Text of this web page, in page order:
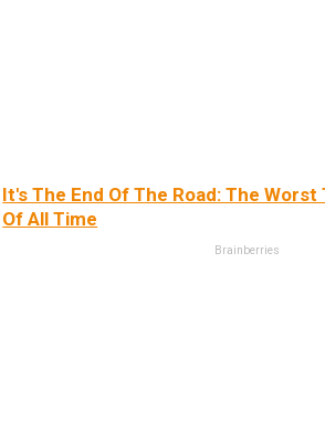
It's The End Of The Road: The Worst
Of All Time
Brainberries